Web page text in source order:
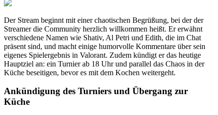
Der Stream beginnt mit einer chaotischen Begrüßung, bei der der
Streamer die Community herzlich willkommen heißt. Er erwähnt
verschiedene Namen wie Shativ, Al Petri und Edith, die im Chat
präsent sind, und macht einige humorvolle Kommentare über sein
eigenes Spielergebnis in Valorant. Zudem kündigt er das heutige
Hauptziel an: ein Turnier ab 18 Uhr und parallel das Chaos in der
Küche beseitigen, bevor es mit dem Kochen weitergeht.
Ankündigung des Turniers und Übergang zur
Küche